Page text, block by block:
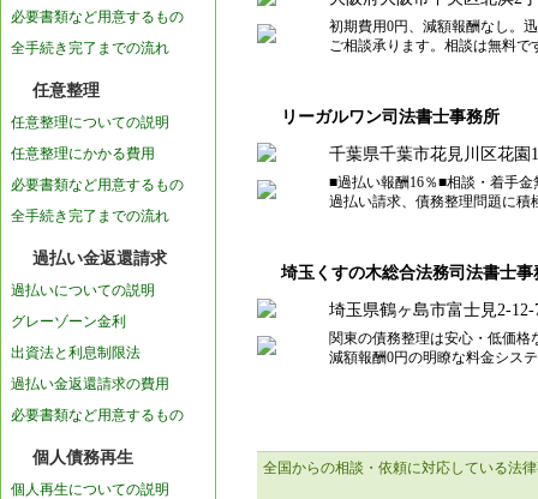
必要書類など用意するもの
全手続き完了までの流れ
任意整理
任意整理についての説明
任意整理にかかる費用
必要書類など用意するもの
全手続き完了までの流れ
過払い金返還請求
過払いについての説明
グレーゾーン金利
出資法と利息制限法
過払い金返還請求の費用
必要書類など用意するもの
個人債務再生
個人再生についての説明
初期費用0円、減額報酬なし。
ご相談承ります。相談は無料
リーガルワン司法書士事務所
千葉県千葉市花見川区花
■過払い報酬16％■相談・着手
過払い請求、債務整理問題に
埼玉くすの木総合法務司法書士事
埼玉県鶴ヶ島市富士見2-
関東の債務整理は安心・低価
減額報酬0円の明瞭な料金シ
全国からの相談・依頼に対応している法